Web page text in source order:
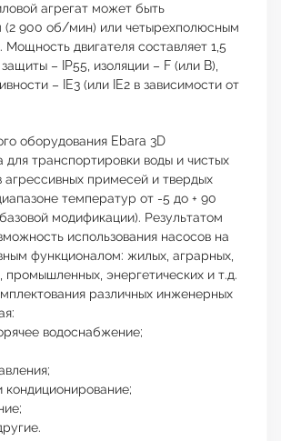
агрегат может быть
(2 900 об/мин) или четырехполюсным
двигателя составляет 1,5
– IP55, изоляции – F (или B),
– IE3 (или IE2 в зависимости от
оборудования Ebara 3D
для транспортировки воды и чистых
агрессивных примесей и твердых
температур от -5 до + 90
модификации). Результатом
использования насосов на
функционалом: жилых, аграрных,
промышленных, энергетических и т.д.
различных инженерных
водоснабжение;
кондиционирование;